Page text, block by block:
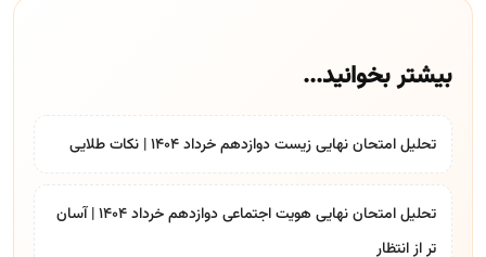
بیشتر بخوانید...
تحلیل امتحان نهایی زیست دوازدهم خرداد 1404 | نکات طلایی
تحلیل امتحان نهایی هویت اجتماعی دوازدهم خرداد 1404 | آسان
تر از انتظار